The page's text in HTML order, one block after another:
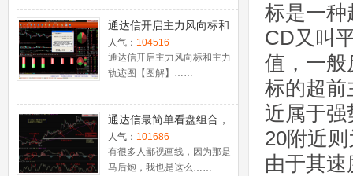
通达信开启主力风向标和
主力轨迹图【图解】
人气： 104516
通达信开启主力风向标和主力
轨迹图【图解】……
通达信最简单看盘组合，
抓强势股双头的超短线盈
利－－之五（均线战法找
心脏）
人气： 101686
有很多人鄙视画线，因为那是
马后炮，我也是这么……
标是一种
CD又叫
值，一般
标的超前
近属于强
20附近
由于其